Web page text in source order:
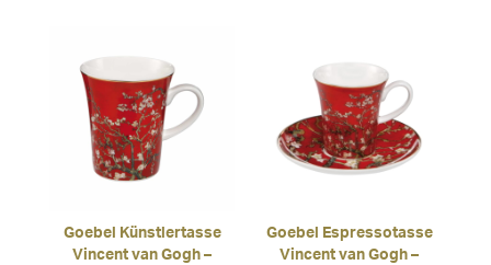
Goebel Künstlertasse
Vincent van Gogh –
Goebel Espressotasse
Vincent van Gogh –